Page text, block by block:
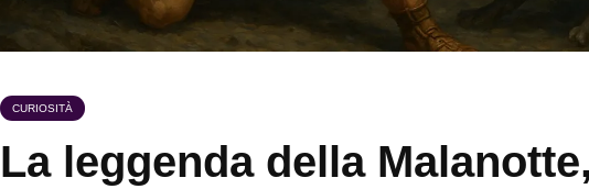
CURIOSITÀ
La leggenda della